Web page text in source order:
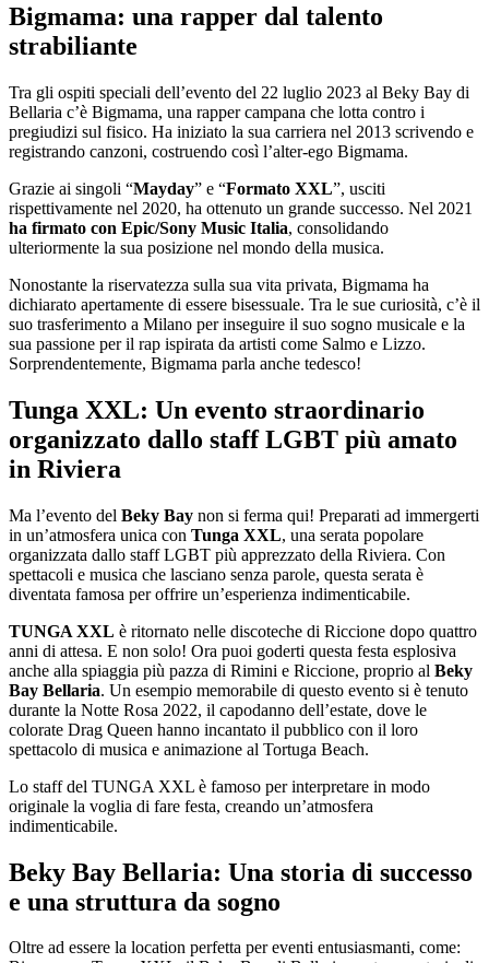
Bigmama: una rapper dal talento
strabiliante
Tra gli ospiti speciali dell’evento del 22 luglio 2023 al Beky Bay di
Bellaria c’è Bigmama, una rapper campana che lotta contro i
pregiudizi sul fisico. Ha iniziato la sua carriera nel 2013 scrivendo e
registrando canzoni, costruendo così l’alter-ego Bigmama.
Grazie ai singoli “Mayday” e “Formato XXL”, usciti
rispettivamente nel 2020, ha ottenuto un grande successo. Nel 2021
ha firmato con Epic/Sony Music Italia, consolidando
ulteriormente la sua posizione nel mondo della musica.
Nonostante la riservatezza sulla sua vita privata, Bigmama ha
dichiarato apertamente di essere bisessuale. Tra le sue curiosità, c’è il
suo trasferimento a Milano per inseguire il suo sogno musicale e la
sua passione per il rap ispirata da artisti come Salmo e Lizzo.
Sorprendentemente, Bigmama parla anche tedesco!
Tunga XXL: Un evento straordinario
organizzato dallo staff LGBT più amato
in Riviera
Ma l’evento del Beky Bay non si ferma qui! Preparati ad immergerti
in un’atmosfera unica con Tunga XXL, una serata popolare
organizzata dallo staff LGBT più apprezzato della Riviera. Con
spettacoli e musica che lasciano senza parole, questa serata è
diventata famosa per offrire un’esperienza indimenticabile.
TUNGA XXL è ritornato nelle discoteche di Riccione dopo quattro
anni di attesa. E non solo! Ora puoi goderti questa festa esplosiva
anche alla spiaggia più pazza di Rimini e Riccione, proprio al Beky
Bay Bellaria. Un esempio memorabile di questo evento si è tenuto
durante la Notte Rosa 2022, il capodanno dell’estate, dove le
colorate Drag Queen hanno incantato il pubblico con il loro
spettacolo di musica e animazione al Tortuga Beach.
Lo staff del TUNGA XXL è famoso per interpretare in modo
originale la voglia di fare festa, creando un’atmosfera
indimenticabile.
Beky Bay Bellaria: Una storia di successo
e una struttura da sogno
Oltre ad essere la location perfetta per eventi entusiasmanti, come: